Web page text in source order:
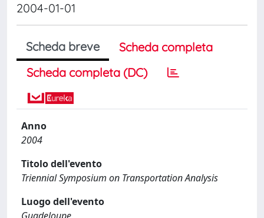
2004-01-01
Scheda breve
Scheda completa
Scheda completa (DC)
Anno
2004
Titolo dell'evento
Triennial Symposium on Transportation Analysis
Luogo dell'evento